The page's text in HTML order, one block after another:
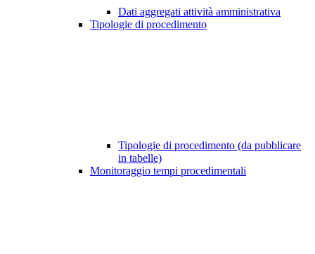
Dati aggregati attività amministrativa
Tipologie di procedimento
Tipologie di procedimento (da pubblicare
in tabelle)
Monitoraggio tempi procedimentali